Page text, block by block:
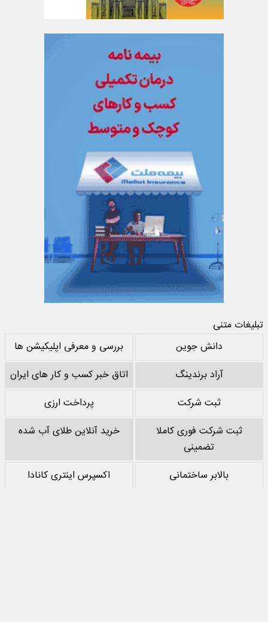
تبلیغات متنی
دانش جوین
بررسی و معرفی اپلیکیشن ها
آراد برندینگ
اتاق خبر کسب و کار های ایران
ثبت شرکت
پرداخت ارزی
ثبت شرکت فوری کاملا
تضمینی
خرید آنلاین طلای آب شده
بالابر ساختمانی
اکسپرس اینتری کانادا